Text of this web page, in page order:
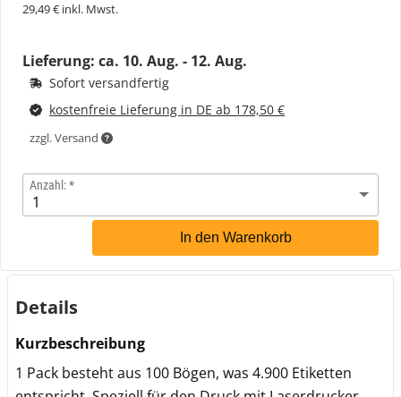
29,49 € inkl. Mwst.
Lieferung: ca. 10. Aug. - 12. Aug.
Sofort versandfertig
kostenfreie Lieferung in DE ab 178,50 €
zzgl. Versand
Anzahl:
In den Warenkorb
Details
Kurzbeschreibung
1 Pack besteht aus 100 Bögen, was 4.900 Etiketten